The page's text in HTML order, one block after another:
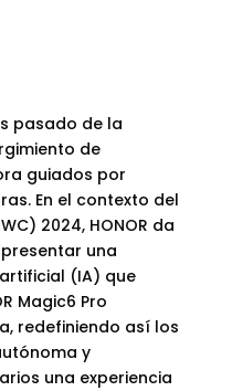
pasado de la
de
guiados por
En el contexto del
2024, HONOR da
una
(IA) que
Magic6 Pro
redefiniendo así los
y
una experiencia